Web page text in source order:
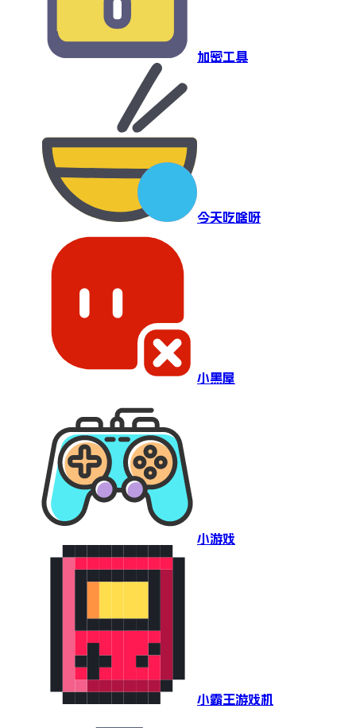
加密工具
今天吃啥呀
小黑屋
小游戏
小霸王游戏机